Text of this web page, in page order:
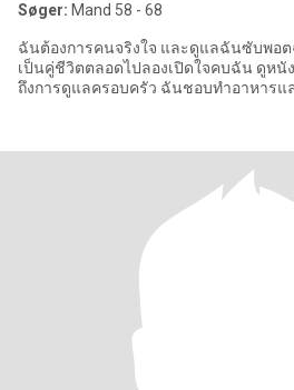
Søger: Mand 58 - 68
ฉันต้องการคนจริงใจ และดูแลฉันซับพอตฉันได้ ยินดีจะเป็น
เป็นคู่ชีวิตตลอดไปลองเปิดใจคบฉัน ดูหนัง ฟังเพลง คือสิงที่ฉันชอบรวม
ถึงการดูแลครอบครัว ฉันชอบทำอาหารแ